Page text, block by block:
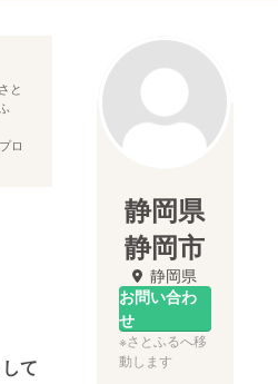
と
ロ
て
静岡県
静岡市
静岡県
お問い合わ
せ
※さとふるへ移
動します